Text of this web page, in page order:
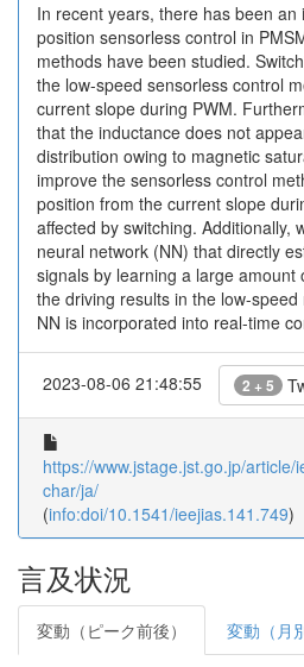
In recent years, there has been
position sensorless control in
methods have been studied.
the low-speed sensorless control
current slope during PWM.
that the inductance does not
distribution owing to magnetic
improve the sensorless control
position from the current slope
affected by switching. Additionally,
neural network (NN) that directly
signals by learning a large
the driving results in the low-
NN is incorporated into real-time
2023-08-06 21:48:55 2 + 5
https://www.jstage.jst.go.jp/
char/ja/
(info:doi/10.1541/ieejias.141.749)
言及状況
変動（ピーク前後） 変動（月